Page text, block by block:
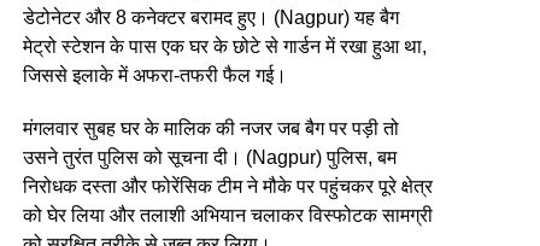
डेटोनेटर और 8 कनेक्टर बरामद हुए। (Nagpur) यह बैग
मेट्रो स्टेशन के पास एक घर के छोटे से गार्डन में रखा हुआ था,
जिससे इलाके में अफरा-तफरी फैल गई।
मंगलवार सुबह घर के मालिक की नजर जब बैग पर पड़ी तो
उसने तुरंत पुलिस को सूचना दी। (Nagpur) पुलिस, बम
निरोधक दस्ता और फोरेंसिक टीम ने मौके पर पहुंचकर पूरे क्षेत्र
को घेर लिया और तलाशी अभियान चलाकर विस्फोटक सामग्री